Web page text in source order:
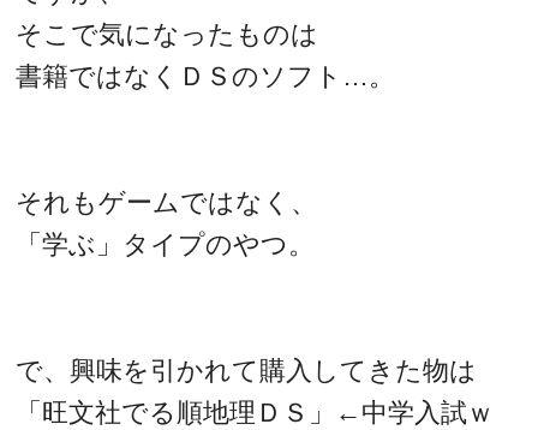
そこで気になったものは
書籍ではなくＤＳのソフト…。
それもゲームではなく、
「学ぶ」タイプのやつ。
で、興味を引かれて購入してきた物は
「旺文社でる順地理ＤＳ」←中学入試ｗ